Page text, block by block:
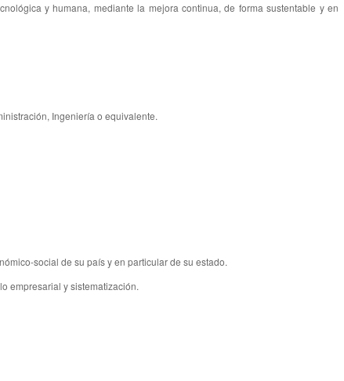
y humana, mediante la mejora continua, de forma sustentable y en
Ingeniería o equivalente.
social de su país y en particular de su estado.
empresarial y sistematización.